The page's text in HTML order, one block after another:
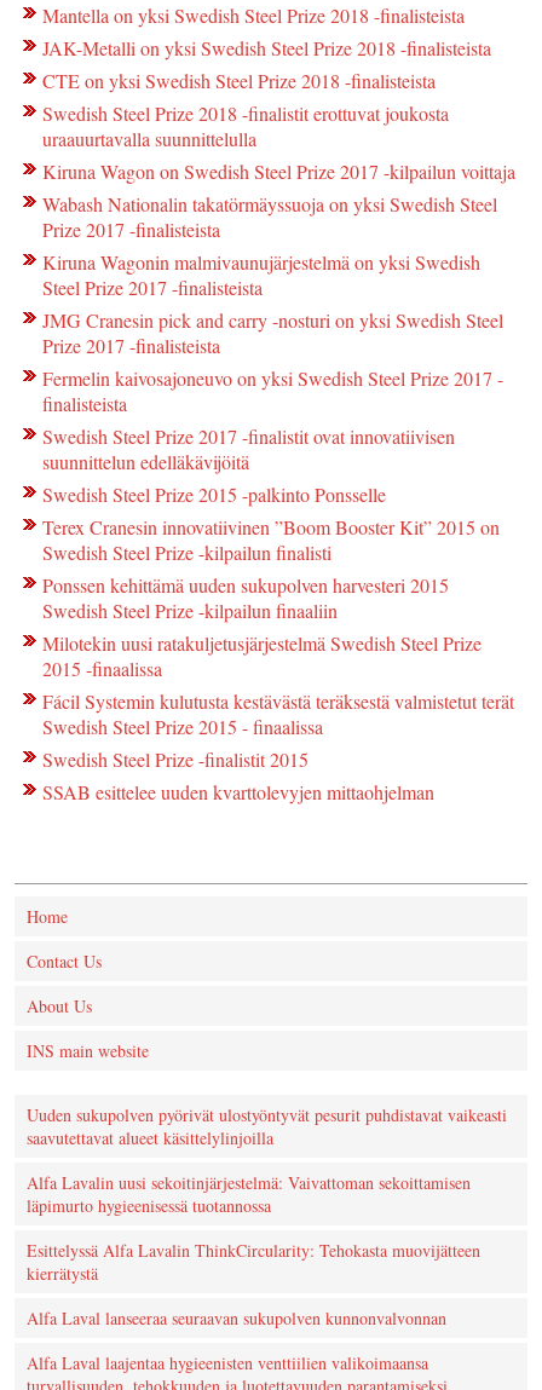
Mantella on yksi Swedish Steel Prize 2018 -finalisteista
JAK-Metalli on yksi Swedish Steel Prize 2018 -finalisteista
CTE on yksi Swedish Steel Prize 2018 -finalisteista
Swedish Steel Prize 2018 -finalistit erottuvat joukosta
uraauurtavalla suunnittelulla
Kiruna Wagon on Swedish Steel Prize 2017 -kilpailun voittaja
Wabash Nationalin takatörmäyssuoja on yksi Swedish Steel
Prize 2017 -finalisteista
Kiruna Wagonin malmivaunujärjestelmä on yksi Swedish
Steel Prize 2017 -finalisteista
JMG Cranesin pick and carry -nosturi on yksi Swedish Steel
Prize 2017 -finalisteista
Fermelin kaivosajoneuvo on yksi Swedish Steel Prize 2017 -
finalisteista
Swedish Steel Prize 2017 -finalistit ovat innovatiivisen
suunnittelun edelläkävijöitä
Swedish Steel Prize 2015 -palkinto Ponsselle
Terex Cranesin innovatiivinen ”Boom Booster Kit” 2015 on
Swedish Steel Prize -kilpailun finalisti
Ponssen kehittämä uuden sukupolven harvesteri 2015
Swedish Steel Prize -kilpailun finaaliin
Milotekin uusi ratakuljetusjärjestelmä Swedish Steel Prize
2015 -finaalissa
Fácil Systemin kulutusta kestävästä teräksestä valmistetut terät
Swedish Steel Prize 2015 - finaalissa
Swedish Steel Prize -finalistit 2015
SSAB esittelee uuden kvarttolevyjen mittaohjelman
Home
Contact Us
About Us
INS main website
Uuden sukupolven pyörivät ulostyöntyvät pesurit puhdistavat vaikeasti
saavutettavat alueet käsittelylinjoilla
Alfa Lavalin uusi sekoitinjärjestelmä: Vaivattoman sekoittamisen
läpimurto hygieenisessä tuotannossa
Esittelyssä Alfa Lavalin ThinkCircularity: Tehokasta muovijätteen
kierrätystä
Alfa Laval lanseeraa seuraavan sukupolven kunnonvalvonnan
Alfa Laval laajentaa hygieenisten venttiilien valikoimaansa